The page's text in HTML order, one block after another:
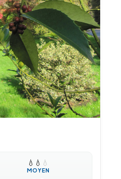
💧 💧 💧
MOYEN